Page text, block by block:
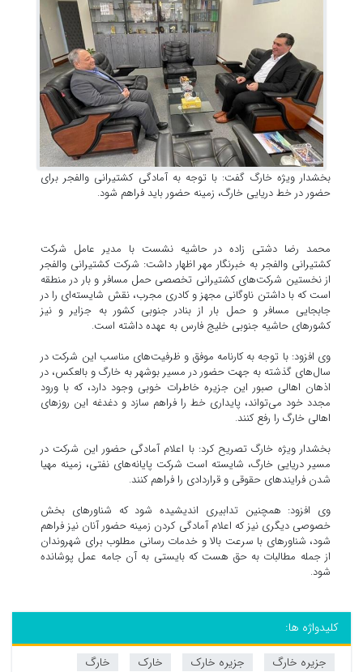
بخشدار ویژه خارگ گفت: با توجه به آمادگی کشتیرانی والفجر برای
حضور در خط دریایی خارگ، زمینه حضور باید فراهم شود.
محمد رضا دشتی زاده در حاشیه نشست با مدیر عامل شرکت
کشتیرانی والفجر به خبرنگار مهر اظهار داشت: شرکت کشتیرانی والفجر
از نخستین شرکت‌های کشتیرانی تخصصی حمل مسافر و بار در منطقه
است که با داشتن ناوگانی مجهز و کادری مجرب، نقش شایسته‌ای را در
جابجایی مسافر و حمل بار از بنادر جنوبی کشور به جزایر و نیز
کشورهای حاشیه جنوبی خلیج فارس به عهده داشته است.
وی افزود: با توجه به کارنامه موفق و ظرفیت‌های مناسب این شرکت در
سال‌های گذشته به جهت حضور در مسیر بوشهر به خارگ و بالعکس، در
اذهان اهالی صبور این جزیره خاطرات خوبی وجود دارد، که با ورود
مجدد خود می‌تواند، پایداری خط را فراهم سازد و دغدغه این روزهای
اهالی خارگ را رفع کنند.
بخشدار ویژه خارگ تصریح کرد: با اعلام آمادگی حضور این شرکت در
مسیر دریایی خارگ، شایسته است شرکت پایانه‌های نفتی، زمینه مهیا
شدن فرایندهای حقوقی و قراردادی را فراهم کنند.
وی افزود: همچنین تدابیری اندیشیده شود که شناورهای بخش
خصوصی دیگری نیز که اعلام آمادگی کردن زمینه حضور آنان نیز فراهم
شود، شناورهای با سرعت بالا و خدمات رسانی مطلوب برای شهروندان
از جمله مطالبات به حق هست که بایستی به آن جامه عمل پوشانده
شود.
کلیدواژه ها:
جزیره خارگ
جزیره خارک خارک خارگ